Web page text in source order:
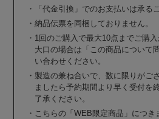
・「代金引換」でのお支払いは承る
・納品伝票を同梱しておりません。
・1回のご購入で最大10点までご購
大口の場合は「この商品について
い合わせください。
・製造の兼ね合いで、数に限りがご
ましたら予約期間より早く受付を
了承ください。
・こちらの「WEB限定商品」につ